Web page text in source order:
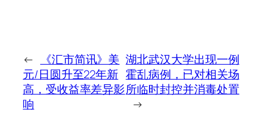
←
《汇市简讯》美
元/日圆升至22年新
高，受收益率差异影
响
湖北武汉大学出现一例
霍乱病例，已对相关场
所临时封控并消毒处置
→